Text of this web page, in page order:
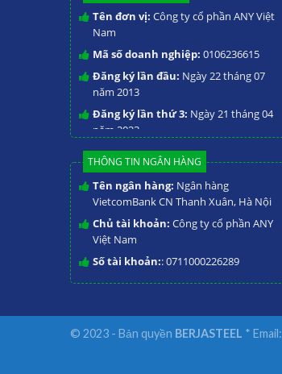
Tên đơn vị: Công ty cổ phần ANY Việt
Nam
Mã số doanh nghiệp: 0106236615
Đăng ký lần đầu: Ngày 22 tháng 07
năm 2013
Đăng ký lần thứ 3: Ngày 21 tháng 04
năm 2023
THÔNG TIN NGÂN HÀNG
Tên ngân hàng: Ngân hàng
VietcomBank CN Thanh Xuân, Hà Nội
Chủ tài khoản: Công ty cổ phần ANY
Việt Nam
Số tài khoản:: 0711000226289
© 2023 - Bản quyền BERJASTEEL * Email: